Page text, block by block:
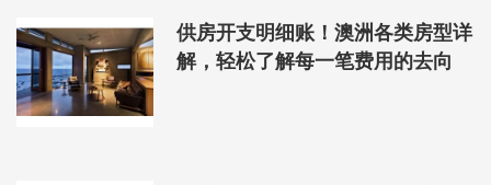
供房开支明细账！澳洲各类房型详
解，轻松了解每一笔费用的去向